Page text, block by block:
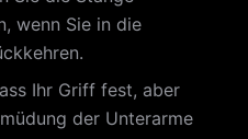
wenn Sie in die
Ihr Griff fest, aber
der Unterarme